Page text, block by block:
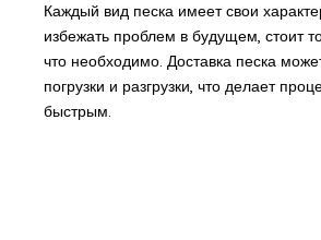
Каждый вид песка имеет свои
избежать проблем в будущем, стоит
что необходимо. Доставка песка
погрузки и разгрузки, что делает
быстрым.